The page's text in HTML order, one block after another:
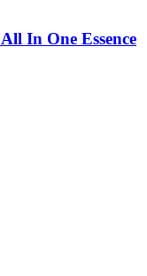
In One Essence